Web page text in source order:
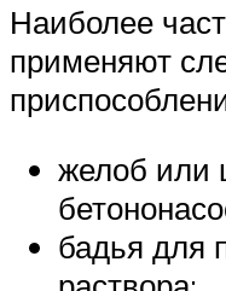
Наиболее
применяют
желоб или
бадья для